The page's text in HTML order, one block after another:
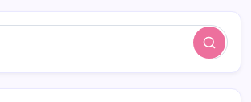
Search